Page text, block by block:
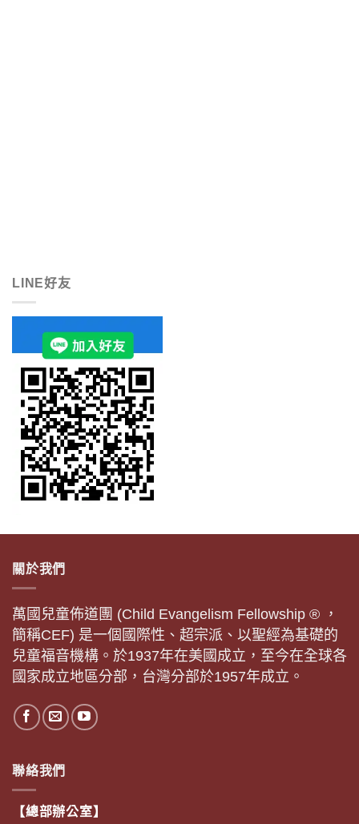
LINE好友
關於我們
萬國兒童佈道團 (Child Evangelism Fellowship ® ，
簡稱CEF) 是一個國際性、超宗派、以聖經為基礎的
兒童福音機構。於1937年在美國成立，至今在全球各
國家成立地區分部，台灣分部於1957年成立。
聯絡我們
【總部辦公室】